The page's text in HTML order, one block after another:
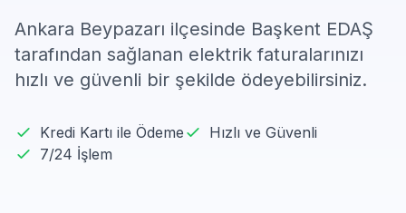
Ankara Beypazarı ilçesinde Başkent EDAŞ
tarafından sağlanan elektrik faturalarınızı
hızlı ve güvenli bir şekilde ödeyebilirsiniz.
Kredi Kartı ile Ödeme
Hızlı ve Güvenli
7/24 İşlem